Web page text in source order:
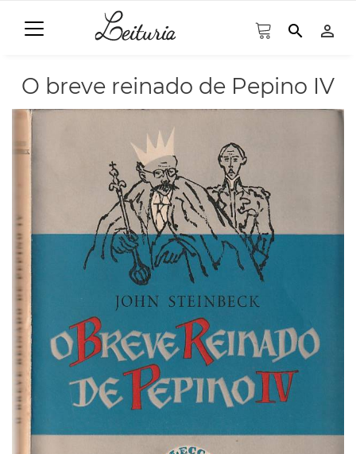
search person_outline
O breve reinado de Pepino IV